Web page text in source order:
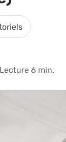
Lecture 6 min.